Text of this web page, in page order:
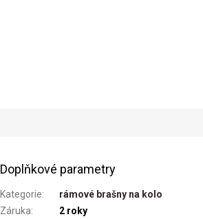
Doplňkové parametry
Kategorie:
rámové brašny na kolo
Záruka:
2 roky